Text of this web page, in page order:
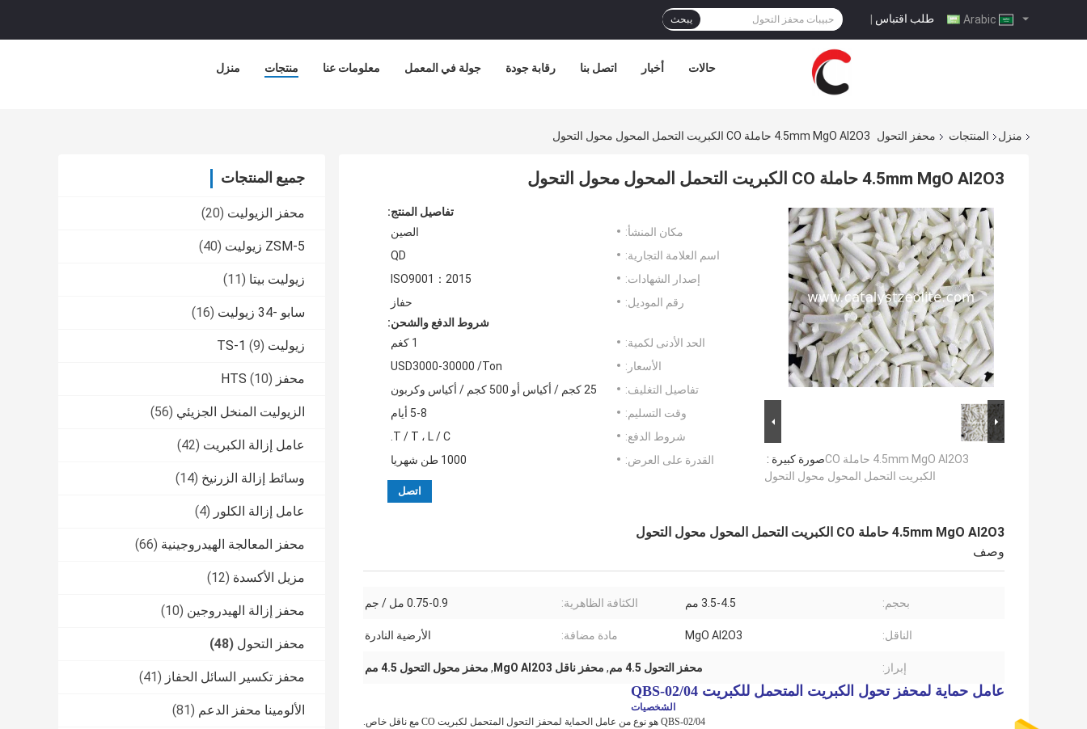
طلب اقتباس | يبحث
منزل منتجات معلومات عنا جولة في المعمل رقابة جودة اتصل بنا أخبار حالات
منزل المنتجات محفز التحول 4.5mm MgO Al2O3 حاملة CO الكبريت التحمل المحول محول التحول
جميع المنتجات
محفز الزيوليت (20)
ZSM-5 زيوليت (40)
زيوليت بيتا (11)
سابو -34 زيوليت (16)
زيوليت TS-1 (9)
محفز HTS (10)
الزيوليت المنخل الجزيئي (56)
عامل إزالة الكبريت (42)
وسائط إزالة الزرنيخ (14)
عامل إزالة الكلور (4)
محفز المعالجة الهيدروجينية (66)
مزيل الأكسدة (12)
محفز إزالة الهيدروجين (10)
محفز التحول (48)
محفز تكسير السائل الحفاز (41)
الألومينا محفز الدعم (81)
4.5mm MgO Al2O3 حاملة CO الكبريت التحمل المحول محول التحول
صورة كبيرة :4.5mm MgO Al2O3 حاملة CO
الكبريت التحمل المحول محول التحول
تفاصيل المنتج:
مكان المنشأ:
الصين
اسم العلامة التجارية:
QD
إصدار الشهادات:
ISO9001：2015
رقم الموديل:
حفاز
شروط الدفع والشحن:
الحد الأدنى لكمية:
1 كغم
الأسعار:
USD3000-30000 /Ton
تفاصيل التغليف:
25 كجم / أكياس أو 500 كجم / أكياس وكربون
وقت التسليم:
5-8 أيام
شروط الدفع:
T / T ، L / C.
القدرة على العرض:
1000 طن شهريا
اتصل
4.5mm MgO Al2O3 حاملة CO الكبريت التحمل المحول محول التحول
وصف
بحجم: 3.5-4.5 مم الكثافة الظاهرية: 0.75-0.9 مل / جم
الناقل: MgO Al2O3 مادة مضافة: الأرضية النادرة
إبراز: محفز التحول 4.5 مم , محفز ناقل MgO Al2O3 , محفز محول التحول 4.5 مم
عامل حماية لمحفز تحول الكبريت المتحمل للكبريت QBS-02/04
الشخصيات
QBS-02/04 هو نوع من عامل الحماية لمحفز التحول المتحمل لكبريت CO مع ناقل خاص.